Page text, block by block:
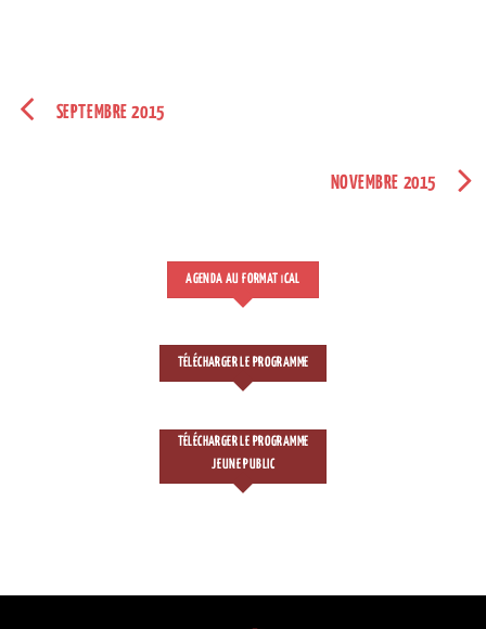
SEPTEMBRE 2015
NOVEMBRE 2015
AGENDA AU FORMAT CAL
TÉLÉCHARGER LE PROGRAMME
TÉLÉCHARGER LE PROGRAMME
JEUNE PUBLIC